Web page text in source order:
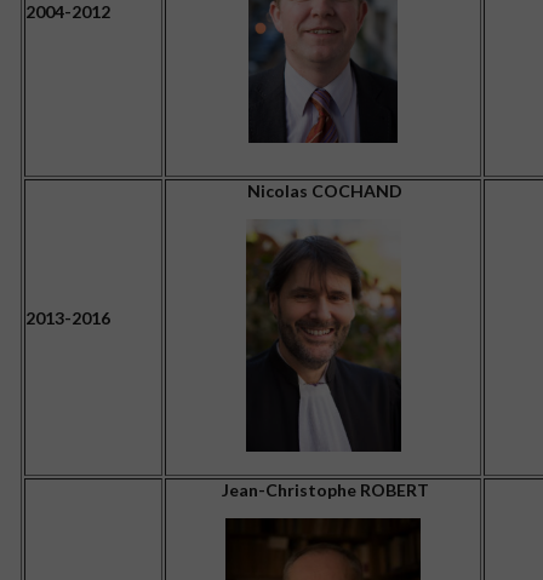
2004-2012
2013-2016
Nicolas COCHAND
Jean-Christophe ROBERT